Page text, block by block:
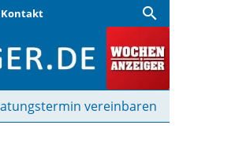
Kontakt search
sich |
vereinbaren